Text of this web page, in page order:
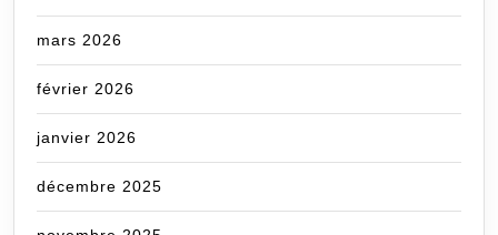
mars 2026
février 2026
janvier 2026
décembre 2025